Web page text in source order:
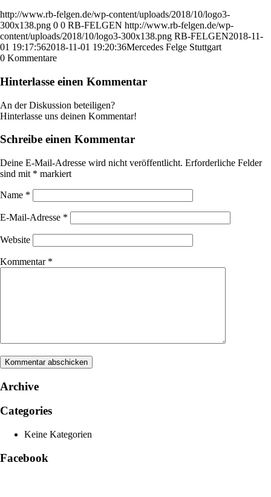
http://www.rb-felgen.de/wp-content/uploads/2018/10/logo3-
300x138.png 0 0 RB-FELGEN http://www.rb-felgen.de/wp-
content/uploads/2018/10/logo3-300x138.png RB-FELGEN2018-11-
01 19:17:562018-11-01 19:20:36Mercedes Felge Stuttgart
0 Kommentare
Hinterlasse einen Kommentar
An der Diskussion beteiligen?
Hinterlasse uns deinen Kommentar!
Schreibe einen Kommentar
Deine E-Mail-Adresse wird nicht veröffentlicht. Erforderliche Felder
sind mit * markiert
Name *
E-Mail-Adresse *
Website
Kommentar *
Archive
Categories
Keine Kategorien
Facebook